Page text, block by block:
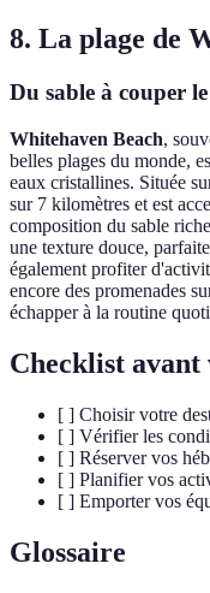
8. La plage de
Du sable à couper
Whitehaven Beach,
belles plages du monde,
eaux cristallines. Située
sur 7 kilomètres et est
composition du sable
une texture douce,
également profiter
encore des promenades
échapper à la routine
Checklist
[ ] Choisir votre
[ ] Vérifier les
[ ] Réserver vos
[ ] Planifier vos
[ ] Emporter vos
Glossaire